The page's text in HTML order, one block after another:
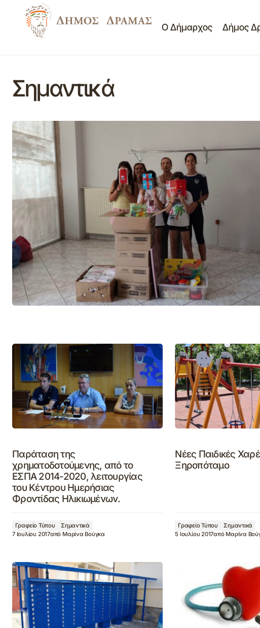
Ο Δήμαρχος Δήμος
Σημαντικά
Παράταση της
χρηματοδοτούμενης, από το
ΕΣΠΑ 2014-2020, λειτουργίας
του Κέντρου Ημερήσιας
Φροντίδας Ηλικιωμένων.
Γραφείο Τύπου
Σημαντικά
7 Ιουλίου 2017από Μαρίνα Βούγκα
Νέες Παιδικές
Ξηροπόταμο
Γραφείο Τύπου
Σημαντικά
5 Ιουλίου 2017από Μαρίνα